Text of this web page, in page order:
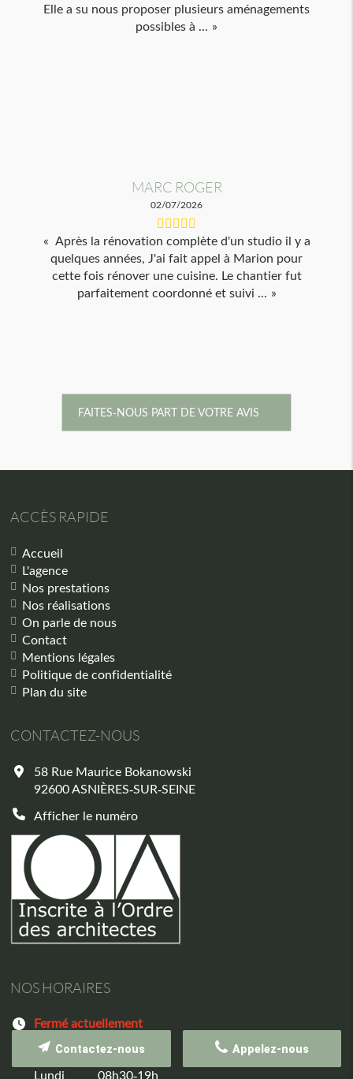
Elle a su nous proposer plusieurs aménagements
possibles à ...
MARC ROGER
02/07/2026
Après la rénovation complète d'un studio il y a
quelques années, J'ai fait appel à Marion pour
cette fois rénover une cuisine. Le chantier fut
parfaitement coordonné et suivi ...
FAITES-NOUS PART DE VOTRE AVIS
ACCÈS RAPIDE
Accueil
L'agence
Nos prestations
Nos réalisations
On parle de nous
Contact
Mentions légales
Politique de confidentialité
Plan du site
CONTACTEZ-NOUS
58 Rue Maurice Bokanowski
92600ASNIÈRES-SUR-SEINE
Afficher le numéro
NOS HORAIRES
Fermé actuellement
Dimanche Fermé
Lundi
08h30-19h
Appelez-nous
Contactez-nous